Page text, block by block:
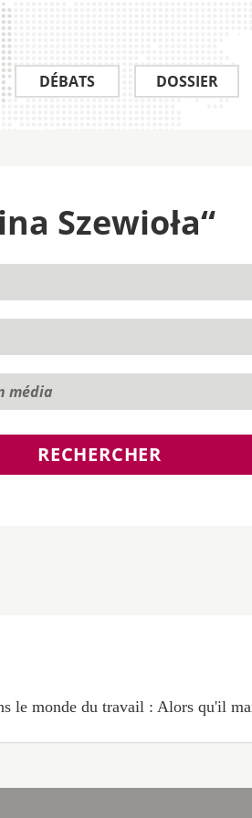
DÉBATS DOSSIER
Szewioła“
RECHERCHER
le monde du travail : Alors qu'il